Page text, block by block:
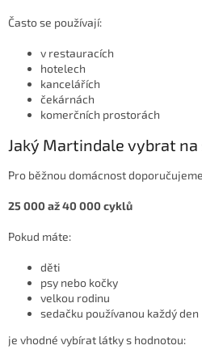
Často se používají:
v restauracích
hotelech
kancelářích
čekárnách
komerčních prostorách
Jaký Martindale vybrat na
Pro běžnou domácnost
25 000 až 40 000 cyklů
Pokud máte:
děti
psy nebo kočky
velkou rodinu
sedačku používanou každý den
je vhodné vybírat látky s hodnotou: